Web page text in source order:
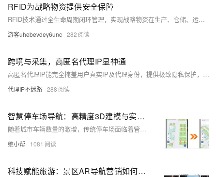
RFID为战略物资提供安全保障
RFID技术通过全生命周期闭环管理，实现战略物资在生产、仓储、运输、分发各环节的防伪溯源、实时监控与权限管控，支持快速盘点、自动报警与数据加密，提升战备效率与安全保障，广泛应用于军事、能源等关键领域。
游客uhebevdey6unc 282
跨境与采集，高匿名代理IP显神通
高匿名代理IP能完全掩盖用户真实IP及代理身份，提供极致隐私保护，有效绕过地域限制，保障数据采集、跨境电商、网络安全等场景下的操作稳定与安全，是合法合规网络活动的重要工具。
代理IP不迷路 288
智慧停车场导航：高精度3D建模与实时数据驱动的停车解决方案
随着城市车辆数量的激增，传统停车场面临着管理效率低下、停车难、寻车难等问题。智慧停车场导航停车和反向寻车技术的引入，为解决这些问题提供了创新方案，极大提升了停车场的智能化水平和用户体验。
维小帮 1081
科技赋能旅游：景区AR导航营销如何吸引并留住游客